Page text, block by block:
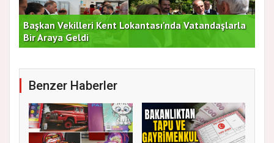
Başkan Vekilleri Kent Lokantası'nda Vatandaşlarla
Bir Araya Geldi
Benzer Haberler